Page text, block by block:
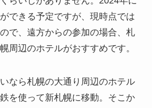
できる予定ですが、現時点では
で、遠方からの参加の場合、札
周辺のホテルがおすすめです。
なら札幌の大通り周辺のホテル
を使って新札幌に移動。そこか